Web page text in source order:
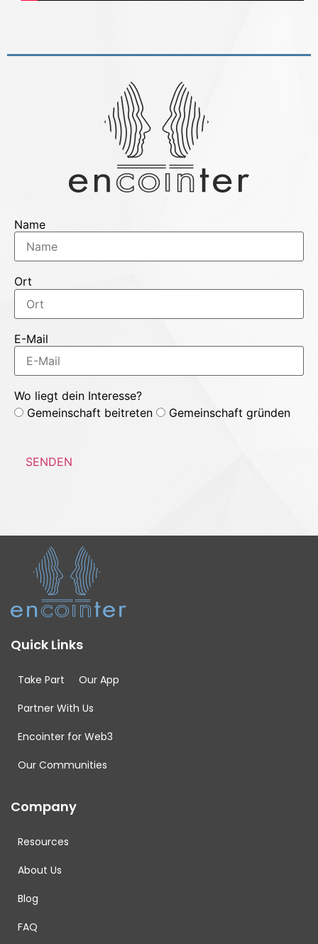
Name
Ort
E-Mail
Wo liegt dein Interesse?
Gemeinschaft beitreten
Gemeinschaft gründen
Quick Links
Take Part
Our App
Partner With Us
Encointer for Web3
Our Communities
Company
Resources
About Us
Blog
FAQ